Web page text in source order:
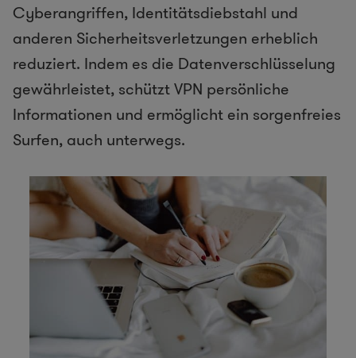
Cyberangriffen, Identitätsdiebstahl und
anderen Sicherheitsverletzungen erheblich
reduziert. Indem es die Datenverschlüsselung
gewährleistet, schützt VPN persönliche
Informationen und ermöglicht ein sorgenfreies
Surfen, auch unterwegs.